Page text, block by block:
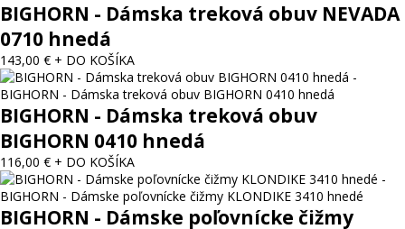
BIGHORN - Dámska treková obuv NEVADA
0710 hnedá
143,00 € + DO KOŠÍKA
BIGHORN - Dámska treková obuv
BIGHORN 0410 hnedá
116,00 € + DO KOŠÍKA
BIGHORN - Dámske poľovnícke čižmy